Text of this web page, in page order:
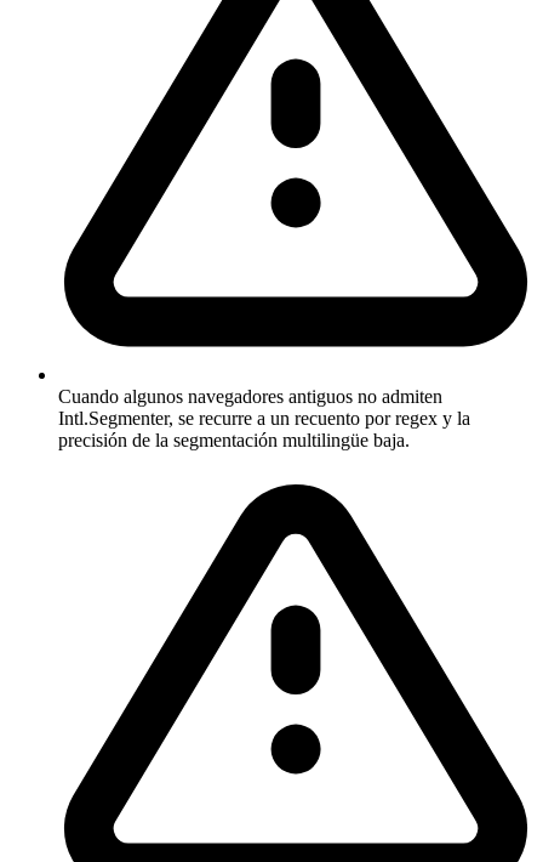
Cuando algunos navegadores antiguos no admiten
Intl.Segmenter, se recurre a un recuento por regex y la
precisión de la segmentación multilingüe baja.